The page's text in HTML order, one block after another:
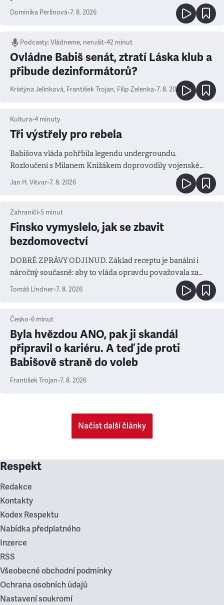
Dominika Perlínová•7. 8. 2026
Podcasty:Vládneme, nerušit•42 minut
Ovládne Babiš senát, ztratí Láska klub a
přibude dezinformátorů?
Kristýna Jelínková, František Trojan, Filip Zelenka•7. 8. 2026
Kultura•4 minuty
Tři výstřely pro rebela
Babišova vláda pohřbila legendu undergroundu.
Rozloučení s Milanem Knížákem doprovodily vojenské
salvy i kritika pokrokářů
Jan H. Vitvar•7. 8. 2026
Zahraničí•5 minut
Finsko vymyslelo, jak se zbavit
bezdomovectví
DOBRÉ ZPRÁVY ODJINUD. Základ receptu je banální i
náročný současně: aby to vláda opravdu považovala za
prioritu
Tomáš Lindner•7. 8. 2026
Česko•6 minut
Byla hvězdou ANO, pak ji skandál
připravil o kariéru. A teď jde proti
Babišově straně do voleb
František Trojan•7. 8. 2026
Načíst další články
Respekt
Redakce
Kontakty
Kodex Respektu
Nabídka předplatného
Inzerce
RSS
Všeobecné obchodní podmínky
Ochrana osobních údajů
Nastavení soukromí